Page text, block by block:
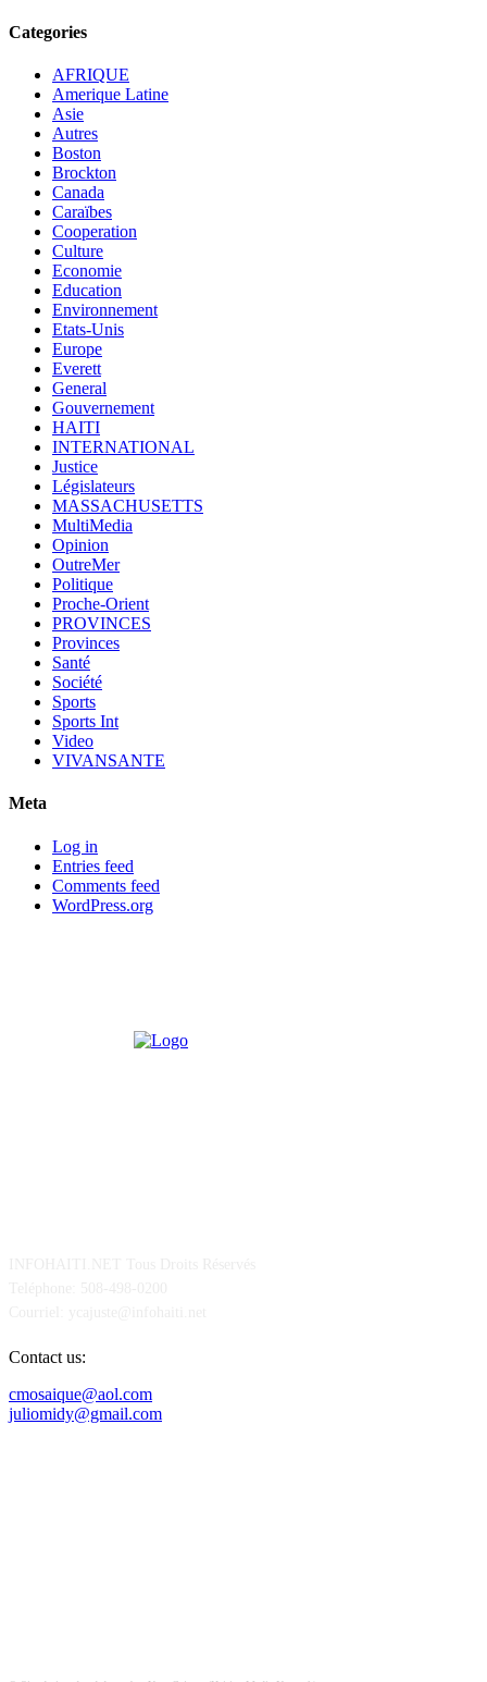
Categories
AFRIQUE
Amerique Latine
Asie
Autres
Boston
Brockton
Canada
Caraïbes
Cooperation
Culture
Economie
Education
Environnement
Etats-Unis
Europe
Everett
General
Gouvernement
HAITI
INTERNATIONAL
Justice
Législateurs
MASSACHUSETTS
MultiMedia
Opinion
OutreMer
Politique
Proche-Orient
PROVINCES
Provinces
Santé
Société
Sports
Sports Int
Video
VIVANSANTE
Meta
Log in
Entries feed
Comments feed
WordPress.org
Contact us:
cmosaique@aol.com
juliomidy@gmail.com